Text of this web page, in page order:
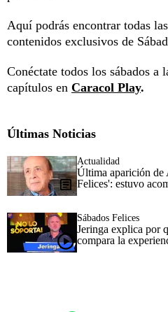
Aquí podrás encontrar todas
contenidos exclusivos de
Conéctate todos los sábados
capítulos en Caracol Play.
Últimas Noticias
Actualidad
Última aparición de
Felices': estuvo
Sábados Felices
Jeringa explica por
compara la